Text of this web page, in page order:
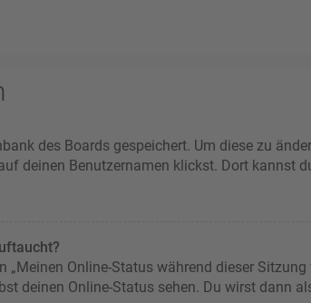
des Boards gespeichert. Um diese zu
deinen Benutzernamen klickst. Dort kannst
Online-Status während dieser Sitzung
deinen Online-Status sehen. Du wirst dann